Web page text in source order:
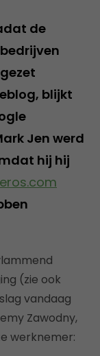
de
blijkt
Jen werd
hij hij
(zie ook
vandaag
Zawodny,
werknemer: